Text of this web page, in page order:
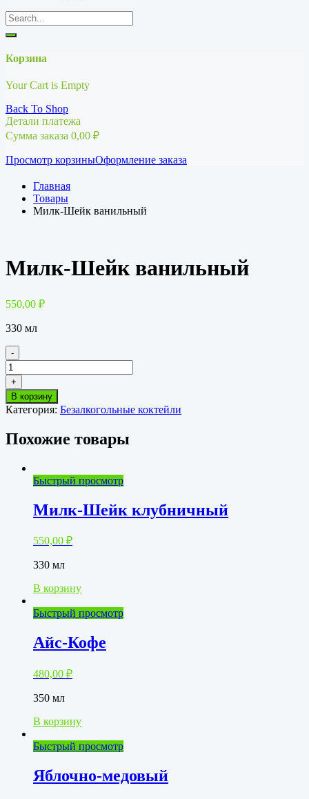
Корзина
Your Cart is Empty
Back To Shop
Детали платежа
Сумма заказа 0,00 ₽
Просмотр корзиныОформление заказа
Главная
Товары
Милк-Шейк ванильный
Милк-Шейк ванильный
550,00 ₽
330 мл
-
Количество
товара
Милк-
Шейк
ванильный
+
В корзину
Категория: Безалкогольные коктейли
Похожие товары
Быстрый просмотр
Милк-Шейк клубничный
550,00 ₽
330 мл
В корзину
Быстрый просмотр
Айс-Кофе
480,00 ₽
350 мл
В корзину
Быстрый просмотр
Яблочно-медовый